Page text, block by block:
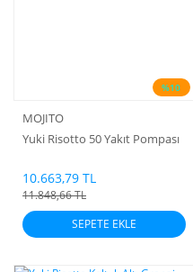
%10
MOJITO
Yuki Risotto 50 Yakıt Pompası
10.663,79 TL
11.848,66 TL
SEPETE EKLE